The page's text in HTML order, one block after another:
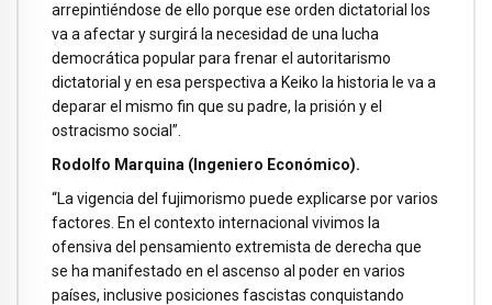
arrepintiéndose de ello porque ese orden dictatorial los
va a afectar y surgirá la necesidad de una lucha
democrática popular para frenar el autoritarismo
dictatorial y en esa perspectiva a Keiko la historia le va a
deparar el mismo fin que su padre, la prisión y el
ostracismo social”.
Rodolfo Marquina (Ingeniero Económico).
“La vigencia del fujimorismo puede explicarse por varios
factores. En el contexto internacional vivimos la
ofensiva del pensamiento extremista de derecha que
se ha manifestado en el ascenso al poder en varios
países, inclusive posiciones fascistas conquistando